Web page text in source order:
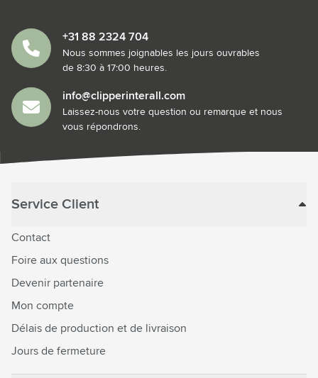
+31 88 2324 704
Nous sommes joignables les jours ouvrables
de 8:30 à 17:00 heures.
info@clipperinterall.com
Laissez-nous votre question ou remarque et nous
vous répondrons.
Service Client
Contact
Foire aux questions
Devenir partenaire
Mon compte
Délais de production et de livraison
Jours de fermeture